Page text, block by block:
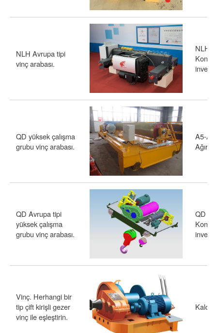
NLH Avrupa tipi
vinç arabası.
NLH
QD yüksek çalışma
grubu vinç arabası.
A5-A8
Ağır
QD Avrupa tipi
yüksek çalışma
grubu vinç arabası.
QD
Vinç. Herhangi bir
tip çift kirişli gezer
vinç ile eşleştirin.